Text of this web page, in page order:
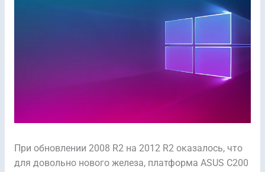
При обновлении 2008 R2 на 2012 R2 оказалось, что
для довольно нового железа, платформа ASUS C200